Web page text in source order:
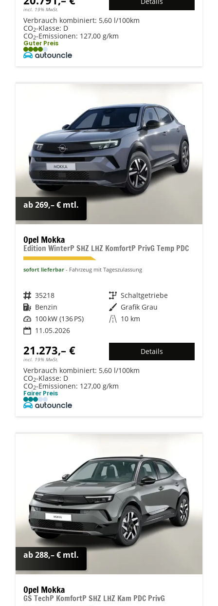
incl. 19% MwSt.
Verbrauch kombiniert: 5,60 l/100km
CO2-Klasse: D
CO2-Emissionen: 127,00 g/km
Guter Preis
ab 269,– € mtl.
Opel Mokka
Edition WinterP SHZ LHZ KomfortP PrivG Temp PDC
sofort lieferbar Fahrzeug mit Tageszulassung
Fahrzeugnr. 35218 Getriebe Schaltgetriebe
Kraftstoff Benzin Außenfarbe Grafik Grau
Leistung 100 kW (136 PS) Kilometerstand 10 km
11.05.2026
21.273,– €
incl. 19% MwSt.
Details
Verbrauch kombiniert: 5,60 l/100km
CO2-Klasse: D
CO2-Emissionen: 127,00 g/km
Fairer Preis
ab 288,– € mtl.
Opel Mokka
GS TechP KomfortP SHZ LHZ Kam PDC PrivG